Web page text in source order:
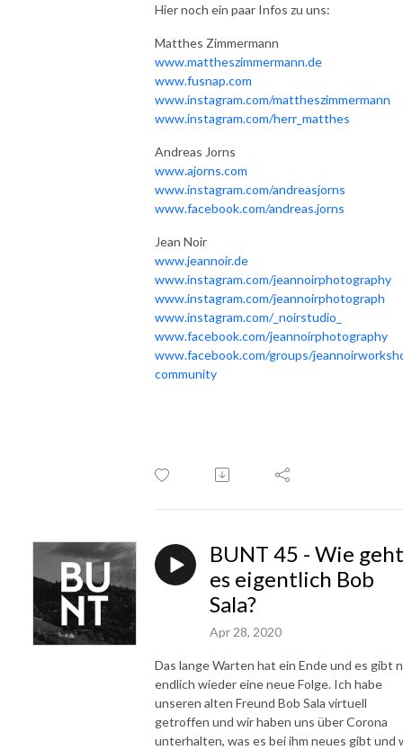
Hier noch ein paar Infos zu uns:
Matthes Zimmermann
www.mattheszimmermann.de
www.fusnap.com
www.instagram.com/mattheszimmermann
www.instagram.com/herr_matthes
Andreas Jorns
www.ajorns.com
www.instagram.com/andreasjorns
www.facebook.com/andreas.jorns
Jean Noir
www.jeannoir.de
www.instagram.com/jeannoirphotography
www.instagram.com/jeannoirphotograph
www.instagram.com/_noirstudio_
www.facebook.com/jeannoirphotography
www.facebook.com/groups/
community
BUNT 45 - Wie geht
es eigentlich Bob
Sala?
Apr 28, 2020
Das lange Warten hat ein Ende und es gibt
endlich wieder eine neue Folge. Ich habe
unseren alten Freund Bob Sala virtuell
getroffen und wir haben uns über Corona
unterhalten, was es bei ihm neues gibt und